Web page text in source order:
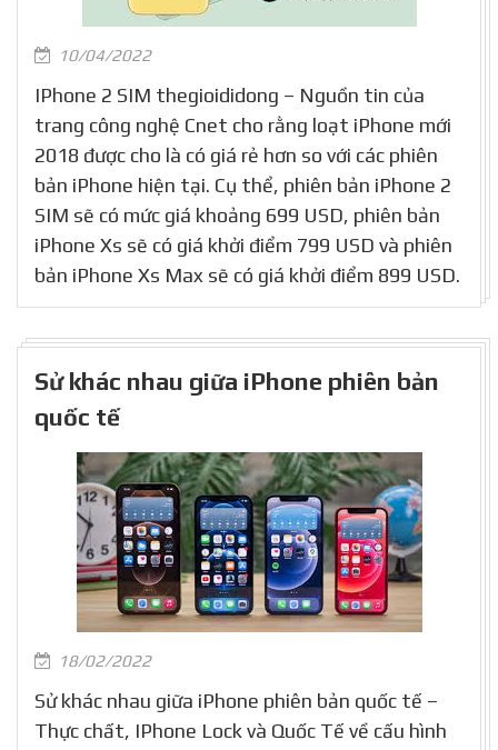
10/04/2022
IPhone 2 SIM thegioididong – Nguồn tin của
trang công nghệ Cnet cho rằng loạt iPhone mới
2018 được cho là có giá rẻ hơn so với các phiên
bản iPhone hiện tại. Cụ thể, phiên bản iPhone 2
SIM sẽ có mức giá khoảng 699 USD, phiên bản
iPhone Xs sẽ có giá khởi điểm 799 USD và phiên
bản iPhone Xs Max sẽ có giá khởi điểm 899 USD.
Sử khác nhau giữa iPhone phiên bản
quốc tế
18/02/2022
Sử khác nhau giữa iPhone phiên bản quốc tế –
Thực chất, IPhone Lock và Quốc Tế về cấu hình